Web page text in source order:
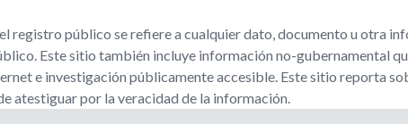
u
s
c
l
u
a
registro público se refiere a cualquier dato, documento u otra
Este sitio también incluye información no-gubernamental
e investigación públicamente accesible. Este sitio reporta
atestiguar por la veracidad de la información.